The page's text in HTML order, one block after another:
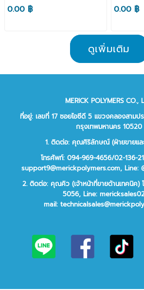
0.00 ฿ 0.00 ฿
ดูเพิ่มเติม
MERICK POLYMERS CO.,
ที่อยู่: เลขที่ 17 ซอยไอซีดี 5 แขวงคลองสามป
กรุงเทพมหานคร 10520
1. ติดต่อ: คุณศิริลักษณ์ (ฝ่ายขายแล
โทรศัพท์: 094-969-4656/02-136-
support9@merickpolymers.com, Line:
2.ติดต่อ: คุณคิว (เจ้าหน้าที่ขายด้านเทคนิค)
5056, Line:
mail: